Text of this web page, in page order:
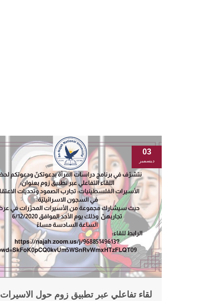
03
ديسمبر
لقاء تفاعلي عبر تطبيق زوم حول الاسيرات